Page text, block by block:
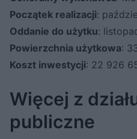
Początek realizacji:
Oddanie do użytku:
Powierzchnia użytkowa:
Koszt inwestycji: 22 926
Więcej z
publiczne